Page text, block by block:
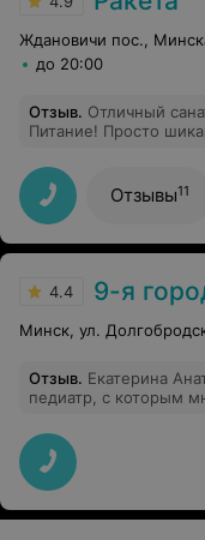
Ждановичи пос.,
до 20:00
Отзыв. Отличный
Питание! Просто
Отзывы11
4.4 9-я
Минск, ул.
Отзыв. Екатерина Анатольевна,
педиатр, с которым
врачей видела не
участке в
со всей
болезни всегда
потом сдадите.